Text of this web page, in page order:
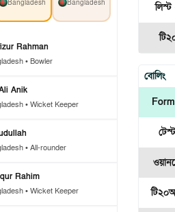
Bangladesh Bangladesh
Rahman
• Bowler
Anik
• Wicket Keeper
• All-rounder
Rahim
• Wicket Keeper
বোলিং
টেস্ট